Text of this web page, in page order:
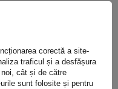
stabilă a sarcinii
(STF)
corectă a site-
traficul și a desfășura
cât și de către
sunt folosite și pentru